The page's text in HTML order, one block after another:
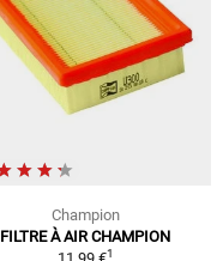
Champion
FILTRE À AIR CHAMPION
1